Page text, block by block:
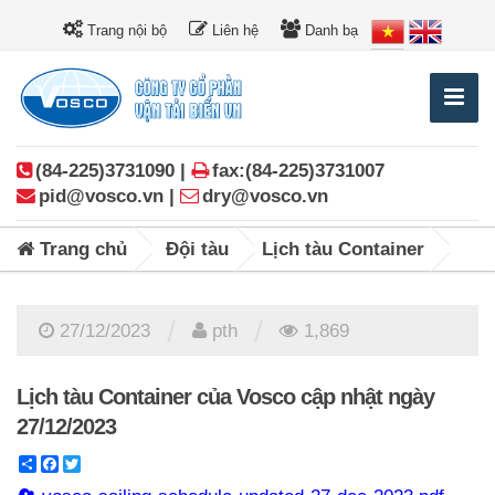
Trang nội bộ Liên hệ Danh bạ
(84-225)3731090 |
fax:(84-225)3731007
pid@vosco.vn |
dry@vosco.vn
Trang chủ Đội tàu Lịch tàu Container
27/12/2023 pth 1,869
Lịch tàu Container của Vosco cập nhật ngày
27/12/2023
ShareFacebook